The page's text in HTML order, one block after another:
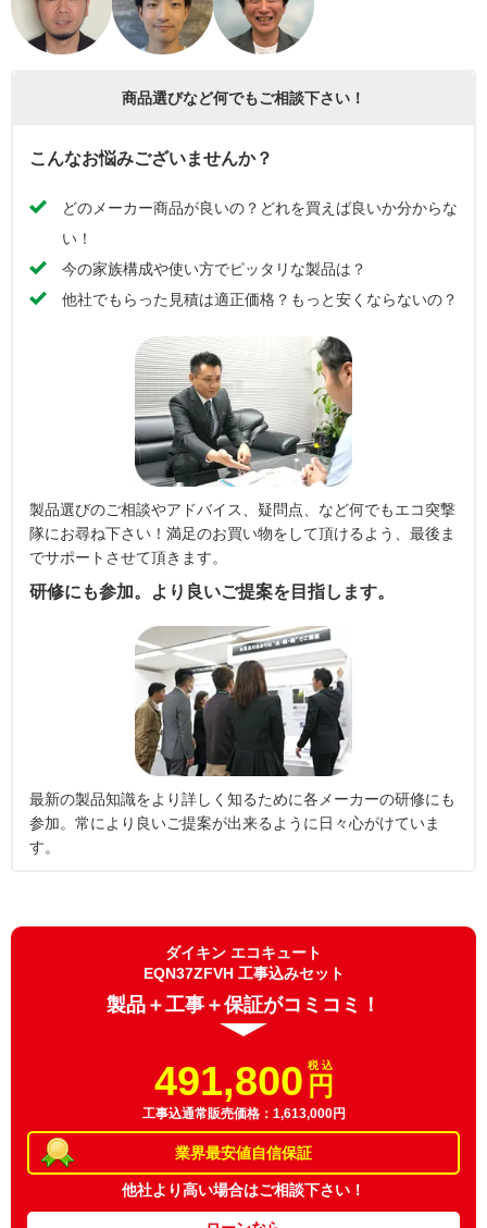
商品選びなど何でもご相談下さい！
こんなお悩みございませんか？
どのメーカー商品が良いの？どれを買えば良いか分からな
い！
今の家族構成や使い方でピッタリな製品は？
他社でもらった見積は適正価格？もっと安くならないの？
製品選びのご相談やアドバイス、疑問点、など何でもエコ突撃
隊にお尋ね下さい！満足のお買い物をして頂けるよう、最後ま
でサポートさせて頂きます。
研修にも参加。より良いご提案を目指します。
最新の製品知識をより詳しく知るために各メーカーの研修にも
参加。常により良いご提案が出来るように日々心がけていま
す。
ダイキン エコキュート
EQN37ZFVH 工事込みセット
製品＋工事＋保証がコミコミ！
業界最安値自信保証
他社より高い場合はご相談下さい！
491,800 税 込
円
工事込通常販売価格：1,613,000円